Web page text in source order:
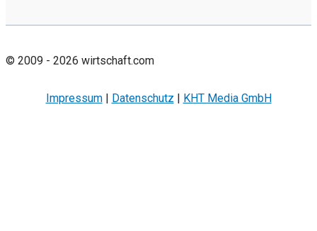
© 2009 - 2026 wirtschaft.com
Impressum| Datenschutz | KHT Media GmbH